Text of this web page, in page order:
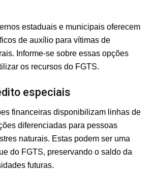
estaduais e municipais oferecem
de auxílio para vítimas de
Informe-se sobre essas opções
os recursos do FGTS.
especiais
financeiras disponibilizam linhas de
diferenciadas para pessoas
naturais. Estas podem ser uma
do FGTS, preservando o saldo da
futuras.